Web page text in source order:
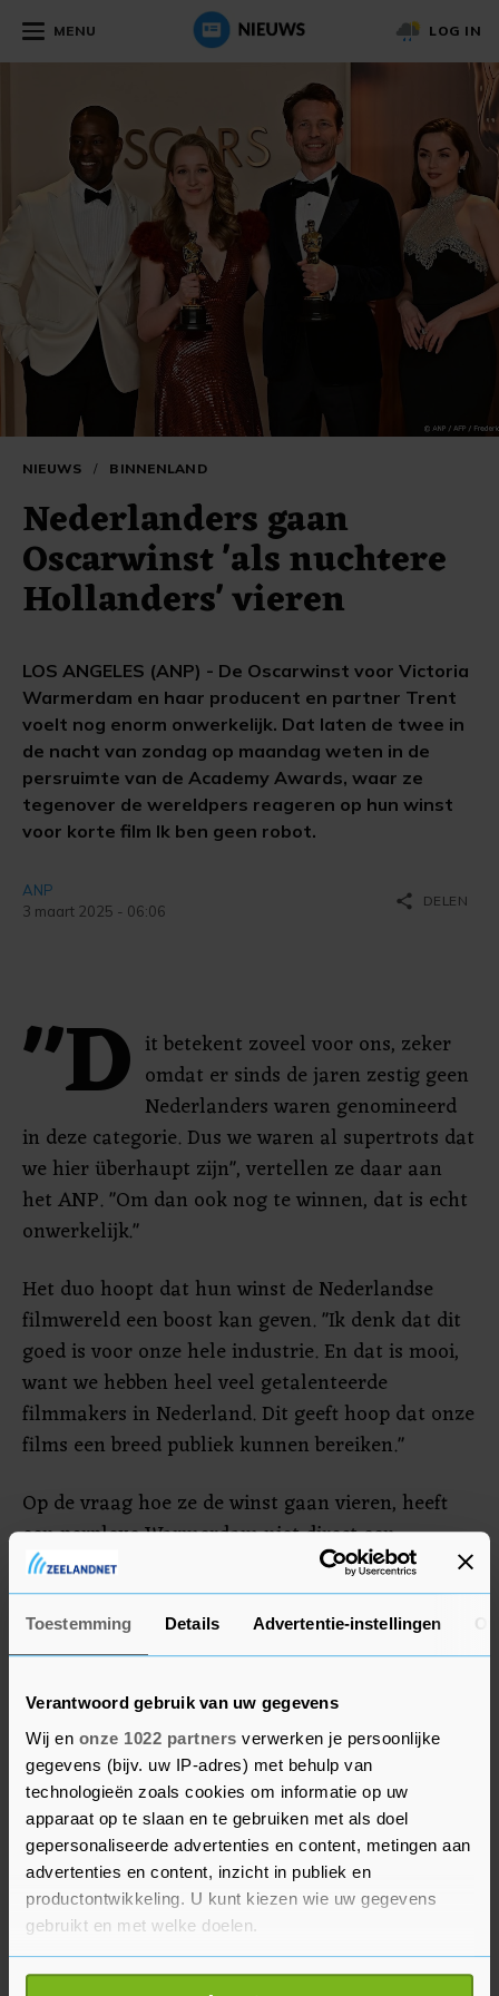
Toestemming Details Advertentie-instellingen
Verantwoord gebruik van uw gegevens
Wij en onze 1022 partners verwerken je persoonlijke
gegevens (bijv. uw IP-adres) met behulp van
technologieën zoals cookies om informatie op uw
apparaat op te slaan en te gebruiken met als doel
gepersonaliseerde advertenties en content, metingen aan
advertenties en content, inzicht in publiek en
productontwikkeling. U kunt kiezen wie uw gegevens
gebruikt en met welke doelen.
Als u het toestaat, willen we ook graag:
MENU LOG IN
NIEUWS / BINNENLAND
Nederlanders gaan
Oscarwinst 'als nuchtere
Hollanders' vieren
LOS ANGELES (ANP) - De Oscarwinst voor Victoria
Warmerdam en haar producent en partner Trent
voelt nog enorm onwerkelijk. Dat laten de twee in
de nacht van zondag op maandag weten in de
persruimte van de Academy Awards, waar ze
tegenover de wereldpers reageren op hun winst
voor korte film Ik ben geen robot.
ANP
3 maart 2025 - 06:06
share DELEN
"D it betekent zoveel voor ons, zeker
omdat er sinds de jaren zestig geen
Nederlanders waren genomineerd
in deze categorie. Dus we waren al supertrots dat
we hier überhaupt zijn", vertellen ze daar aan
het ANP. "Om dan ook nog te winnen, dat is echt
onwerkelijk."
Het duo hoopt dat hun winst de Nederlandse
filmwereld een boost kan geven. "Ik denk dat dit
goed is voor onze hele industrie. En dat is mooi,
want we hebben heel veel getalenteerde
filmmakers in Nederland. Dit geeft hoop dat onze
films een breed publiek kunnen bereiken."
Op de vraag hoe ze de winst gaan vieren, heeft
een perplexe Warmerdam niet direct een
antwoord paraat. Producent Trent grapt: "We
gaan het vieren als nuchtere Hollanders. Dus
niet al te hard."